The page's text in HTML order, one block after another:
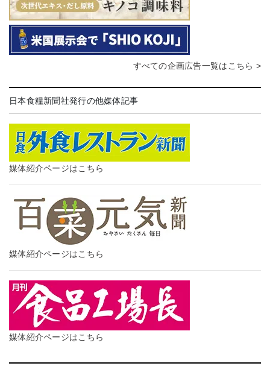
すべての企画広告一覧はこちら >
日本食糧新聞社発行の他媒体記事
媒体紹介ページはこちら
媒体紹介ページはこちら
媒体紹介ページはこちら